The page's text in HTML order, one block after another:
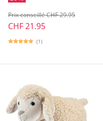
CHF 21.95
Prix conseillé CHF 29.95
(1)